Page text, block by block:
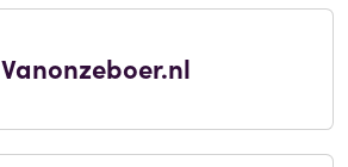
Vanonzeboer.nl